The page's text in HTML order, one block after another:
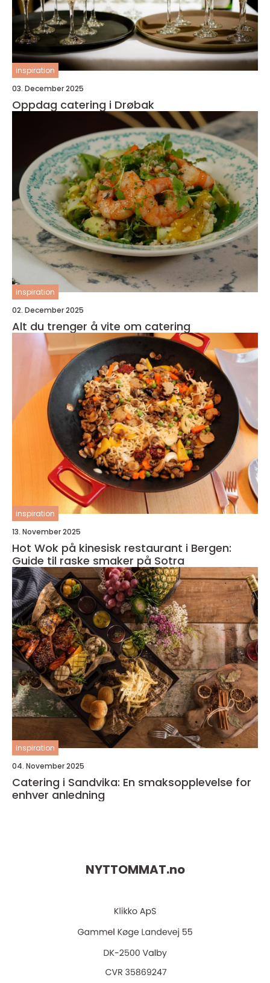
inspiration
03. December 2025
Oppdag catering i Drøbak
inspiration
02. December 2025
Alt du trenger å vite om catering
inspiration
13. November 2025
Hot Wok på kinesisk restaurant i Bergen:
Guide til raske smaker på Sotra
inspiration
04. November 2025
Catering i Sandvika: En smaksopplevelse for
enhver anledning
NYTTOMMAT.no